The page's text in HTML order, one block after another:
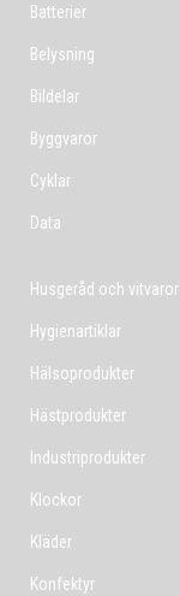
Batterier
Belysning
Bildelar
Byggvaror
Cyklar
Data
Husgeråd och vitvaror
Hygienartiklar
Hälsoprodukter
Hästprodukter
Industriprodukter
Klockor
Kläder
Konfektyr